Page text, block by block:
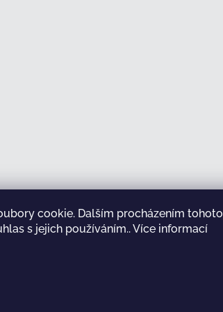
cookie. Dalším procházením tohoto
s jejich používáním.. Více informací
Sledovat na Instagramu